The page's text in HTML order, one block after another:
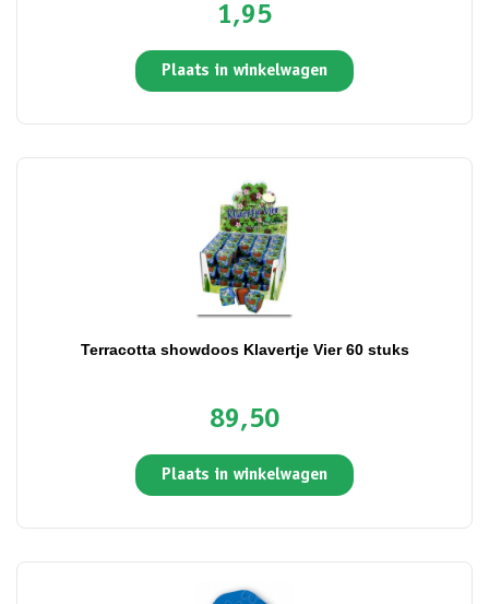
1,95
Plaats in winkelwagen
Terracotta showdoos Klavertje Vier 60 stuks
89,50
Plaats in winkelwagen